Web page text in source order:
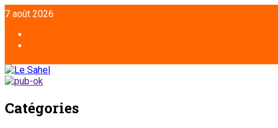
Aller
au
contenu
7 août 2026
Catégories